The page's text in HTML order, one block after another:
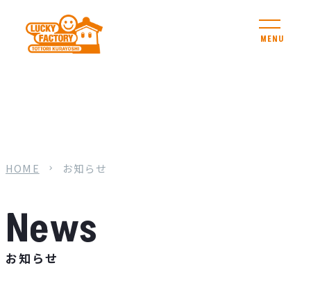
MENU
お知らせ
HOME お知らせ